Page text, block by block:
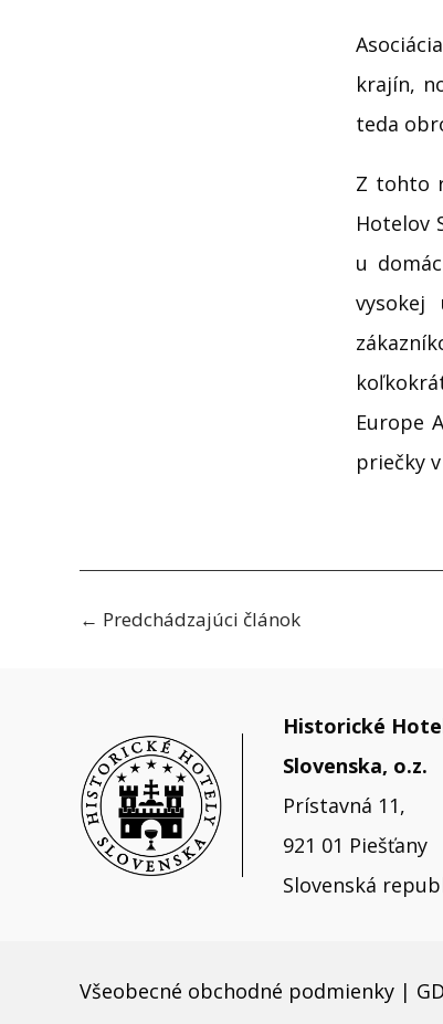
krajín,
teda
Z tohto
Hotelov
u
Europe
priečky v
← Predchádzajúci článok
Historické
Slovenska, o.z.
Prístavná 11,
921 01 Piešťany
Slovenská
Všeobecné obchodné podmienky |